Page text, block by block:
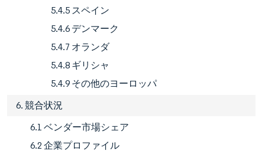
5.4.5 スペイン
5.4.6 デンマーク
5.4.7 オランダ
5.4.8 ギリシャ
5.4.9 その他のヨーロッパ
6. 競合状況
6.1 ベンダー市場シェア
6.2 企業プロファイル